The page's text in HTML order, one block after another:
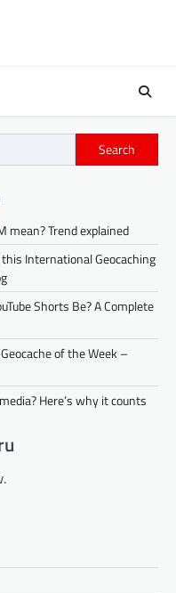
Search
mean? Trend explained
International Geocaching
Shorts Be? A Complete
of the Week –
Here’s why it counts